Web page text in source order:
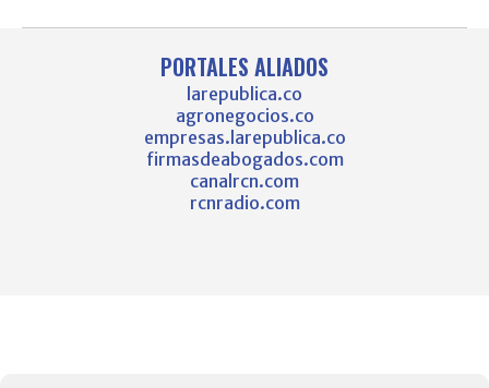
PORTALES ALIADOS
larepublica.co
agronegocios.co
empresas.larepublica.co
firmasdeabogados.com
canalrcn.com
rcnradio.com